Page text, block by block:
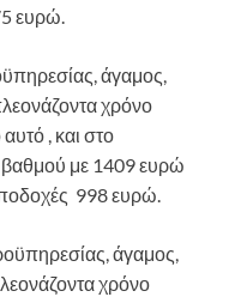
ευρώ.
άγαμος,
χρόνο
, και στο
βαθμού με 1409 ευρώ
998 ευρώ.
άγαμος,
χρόνο